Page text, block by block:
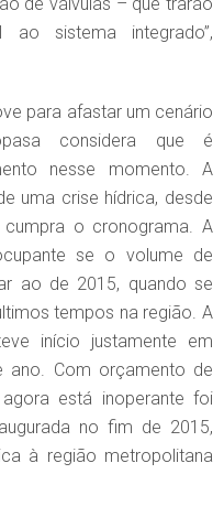
ao sistema integrado”,
para afastar um cenário
considera que é
nesse momento. A
uma crise hídrica, desde
o cronograma. A
se o volume de
ao de 2015, quando se
tempos na região. A
início justamente em
ano. Com orçamento de
está inoperante foi
no fim de 2015,
à região metropolitana